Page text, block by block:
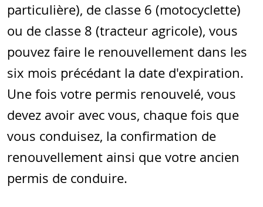
particulière), de classe 6 (motocyclette)
ou de classe 8 (tracteur agricole), vous
pouvez faire le renouvellement dans les
six mois précédant la date d'expiration.
Une fois votre permis renouvelé, vous
devez avoir avec vous, chaque fois que
vous conduisez, la confirmation de
renouvellement ainsi que votre ancien
permis de conduire.